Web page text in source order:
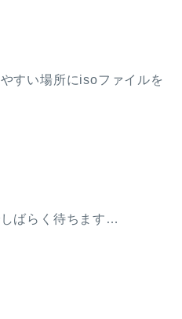
すい場所にisoファイルを
ばらく待ちます…